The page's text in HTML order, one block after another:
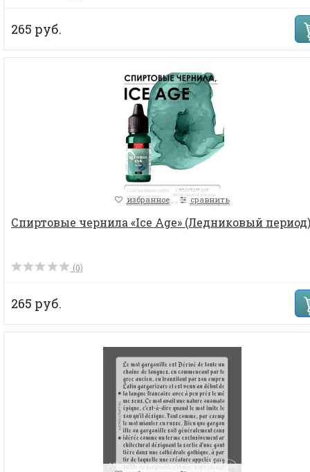
265 руб.
избранное сравнить
Спиртовые чернила «Ice Age» (Ледниковый период)
(0)
265 руб.